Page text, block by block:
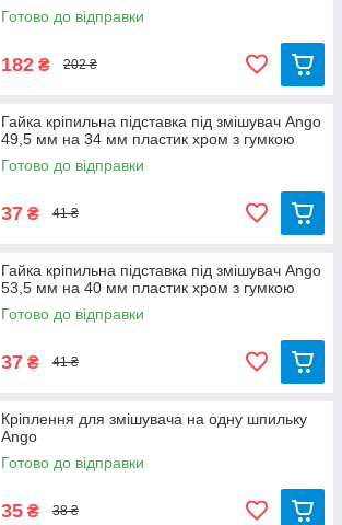
Готово до відправки
182 ₴ 202 ₴
Гайка кріпильна підставка під змішувач Ango
49,5 мм на 34 мм пластик хром з гумкою
Готово до відправки
37 ₴ 41 ₴
Гайка кріпильна підставка під змішувач Ango
53,5 мм на 40 мм пластик хром з гумкою
Готово до відправки
37 ₴ 41 ₴
Кріплення для змішувача на одну шпильку
Ango
Готово до відправки
35 ₴ 38 ₴